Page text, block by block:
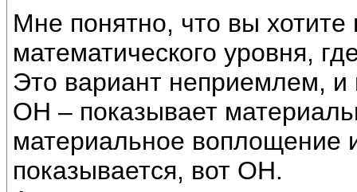
Мне понятно, что вы хотите
математического уровня,
Это вариант неприемлем,
ОН – показывает
материальное воплощение
показывается, вот ОН.